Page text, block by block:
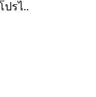
รไ..